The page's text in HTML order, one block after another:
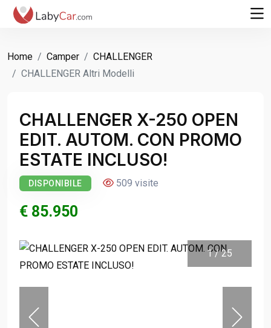
Home Camper
CHALLENGER
CHALLENGER Altri Modelli
CHALLENGER X-250 OPEN
EDIT. AUTOM. CON PROMO
ESTATE INCLUSO!
DISPONIBILE 509 visite
€ 85.950
1 /25